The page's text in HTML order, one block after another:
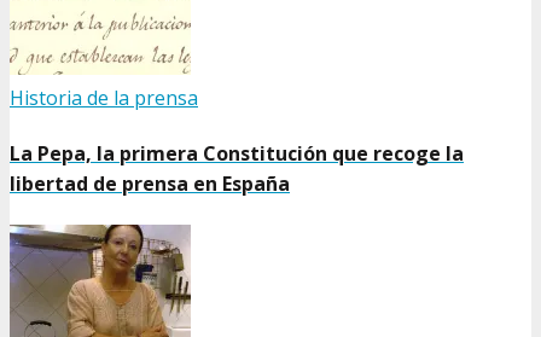
Historia de la prensa
La Pepa, la primera Constitución que recoge la
libertad de prensa en España